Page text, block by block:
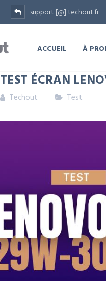
support [@] techout.fr
ACCUEIL À
TEST ÉCRAN
Techout Test